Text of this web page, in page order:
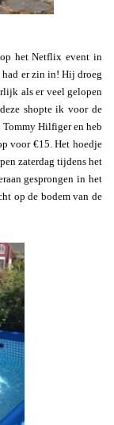
het Netflix event in
had er zin in! Hij droeg
als er veel gelopen
shopte ik voor de
Hilfiger en heb
voor €15. Het hoedje
zaterdag tijdens het
gesprongen in het
op de bodem van de